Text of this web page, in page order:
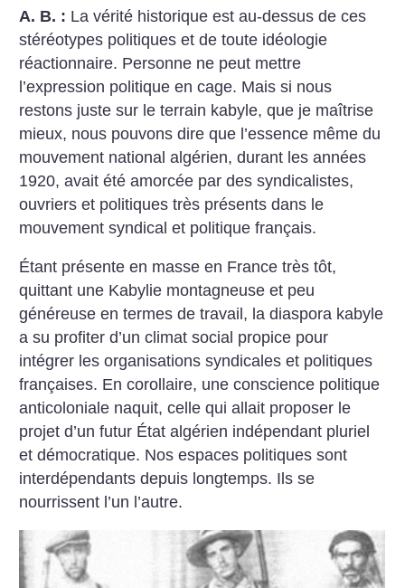
A. B. : La vérité historique est au-dessus de ces
stéréotypes politiques et de toute idéologie
réactionnaire. Personne ne peut mettre
l’expression politique en cage. Mais si nous
restons juste sur le terrain kabyle, que je maîtrise
mieux, nous pouvons dire que l’essence même du
mouvement national algérien, durant les années
1920, avait été amorcée par des syndicalistes,
ouvriers et politiques très présents dans le
mouvement syndical et politique français.
Étant présente en masse en France très tôt,
quittant une Kabylie montagneuse et peu
généreuse en ­termes de travail, la diaspora kabyle
a su profiter d’un climat social propice pour
intégrer les organisations syndicales et politiques
françaises. En corollaire, une conscience politique
anticoloniale naquit, celle qui allait proposer le
projet d’un futur État algérien indépendant pluriel
et démocratique. Nos espaces politiques sont
interdépendants depuis longtemps. Ils se
nourrissent l’un l’autre.